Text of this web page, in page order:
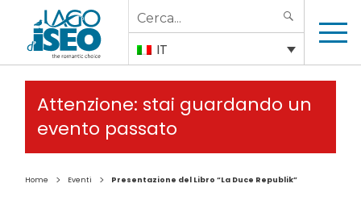
Search
for:
IT
Attenzione: stai guardando un
evento passato
Home > Eventi > Presentazione del Libro “La Duce Republik”